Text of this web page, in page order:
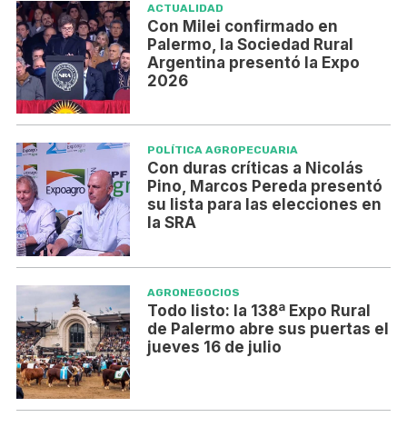
ACTUALIDAD
Con Milei confirmado en
Palermo, la Sociedad Rural
Argentina presentó la Expo
2026
POLÍTICA AGROPECUARIA
Con duras críticas a Nicolás
Pino, Marcos Pereda presentó
su lista para las elecciones en
la SRA
AGRONEGOCIOS
Todo listo: la 138ª Expo Rural
de Palermo abre sus puertas el
jueves 16 de julio